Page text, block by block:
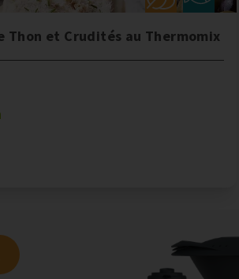
Thon et Crudités au Thermomix